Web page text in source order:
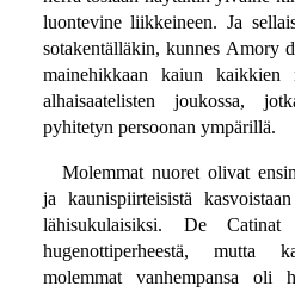
luontevine liikkeineen. Ja
sotakentälläkin, kunnes Amory
mainehikkaan kaiun kaikkien
alhaisaatelisten joukossa,
pyhitetyn persoonan ympärillä.
Molemmat nuoret olivat
ja kaunispiirteisistä
lähisukulaisiksi. De Catinat
hugenottiperheestä, mutta
molemmat vanhempansa oli